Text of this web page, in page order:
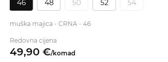
46 48 50 52 54
muška majica - CRNA - 46
Redovna cijena
49,90 €/komad